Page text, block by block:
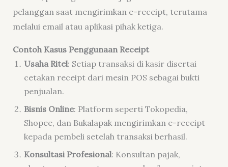
pelanggan saat mengirimkan e-receipt, terutama
melalui email atau aplikasi pihak ketiga.
Contoh Kasus Penggunaan Receipt
Usaha Ritel: Setiap transaksi di kasir disertai
cetakan receipt dari mesin POS sebagai bukti
penjualan.
Bisnis Online: Platform seperti Tokopedia,
Shopee, dan Bukalapak mengirimkan e-receipt
kepada pembeli setelah transaksi berhasil.
Konsultasi Profesional: Konsultan pajak,